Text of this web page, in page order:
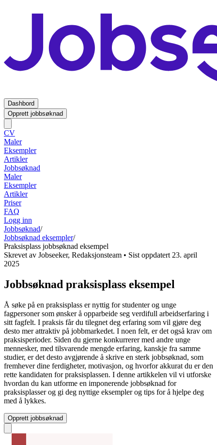
Dashbord
Opprett jobbsøknad
CV
Maler
Eksempler
Artikler
Jobbsøknad
Maler
Eksempler
Artikler
Priser
FAQ
Logg inn
Jobbsøknad/
Jobbsøknad eksempler/
Praksisplass jobbsøknad eksempel
Skrevet av Jobseeker, Redaksjonsteam • Sist oppdatert 23. april
2025
Jobbsøknad praksisplass eksempel
Å søke på en praksisplass er nyttig for studenter og unge
fagpersoner som ønsker å opparbeide seg verdifull arbeidserfaring i
sitt fagfelt. I praksis får du tilegnet deg erfaring som vil gjøre deg
desto mer attraktiv på jobbmarkedet. I noen felt, er det også krav om
praksisperioder. Siden du gjerne konkurrerer med andre unge
mennesker, med tilsvarende mengde erfaring, kanskje fra samme
studier, er det desto avgjørende å skrive en sterk jobbsøknad, som
fremhever dine ferdigheter, motivasjon, og hvorfor akkurat du er den
rette kandidaten for praksisplassen. I denne artikkelen vil vi utforske
hvordan du kan utforme en imponerende jobbsøknad for
praksisplasser og gi deg nyttige eksempler og tips for å hjelpe deg
med å lykkes.
Opprett jobbsøknad